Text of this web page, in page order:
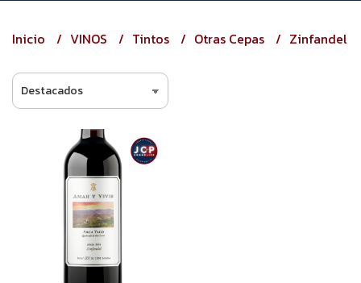
Inicio VINOS Tintos Otras Cepas Zinfandel